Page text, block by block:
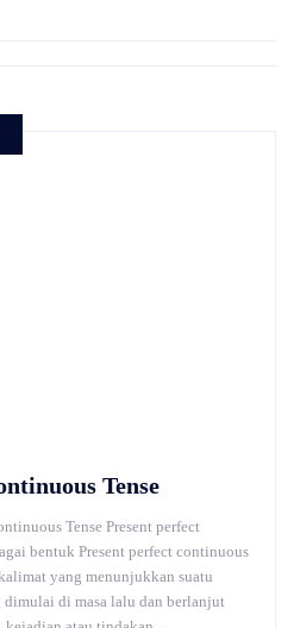
Tense
Tense Present perfect
bentuk Present perfect continuous
yang menunjukkan suatu
di masa lalu dan berlanjut